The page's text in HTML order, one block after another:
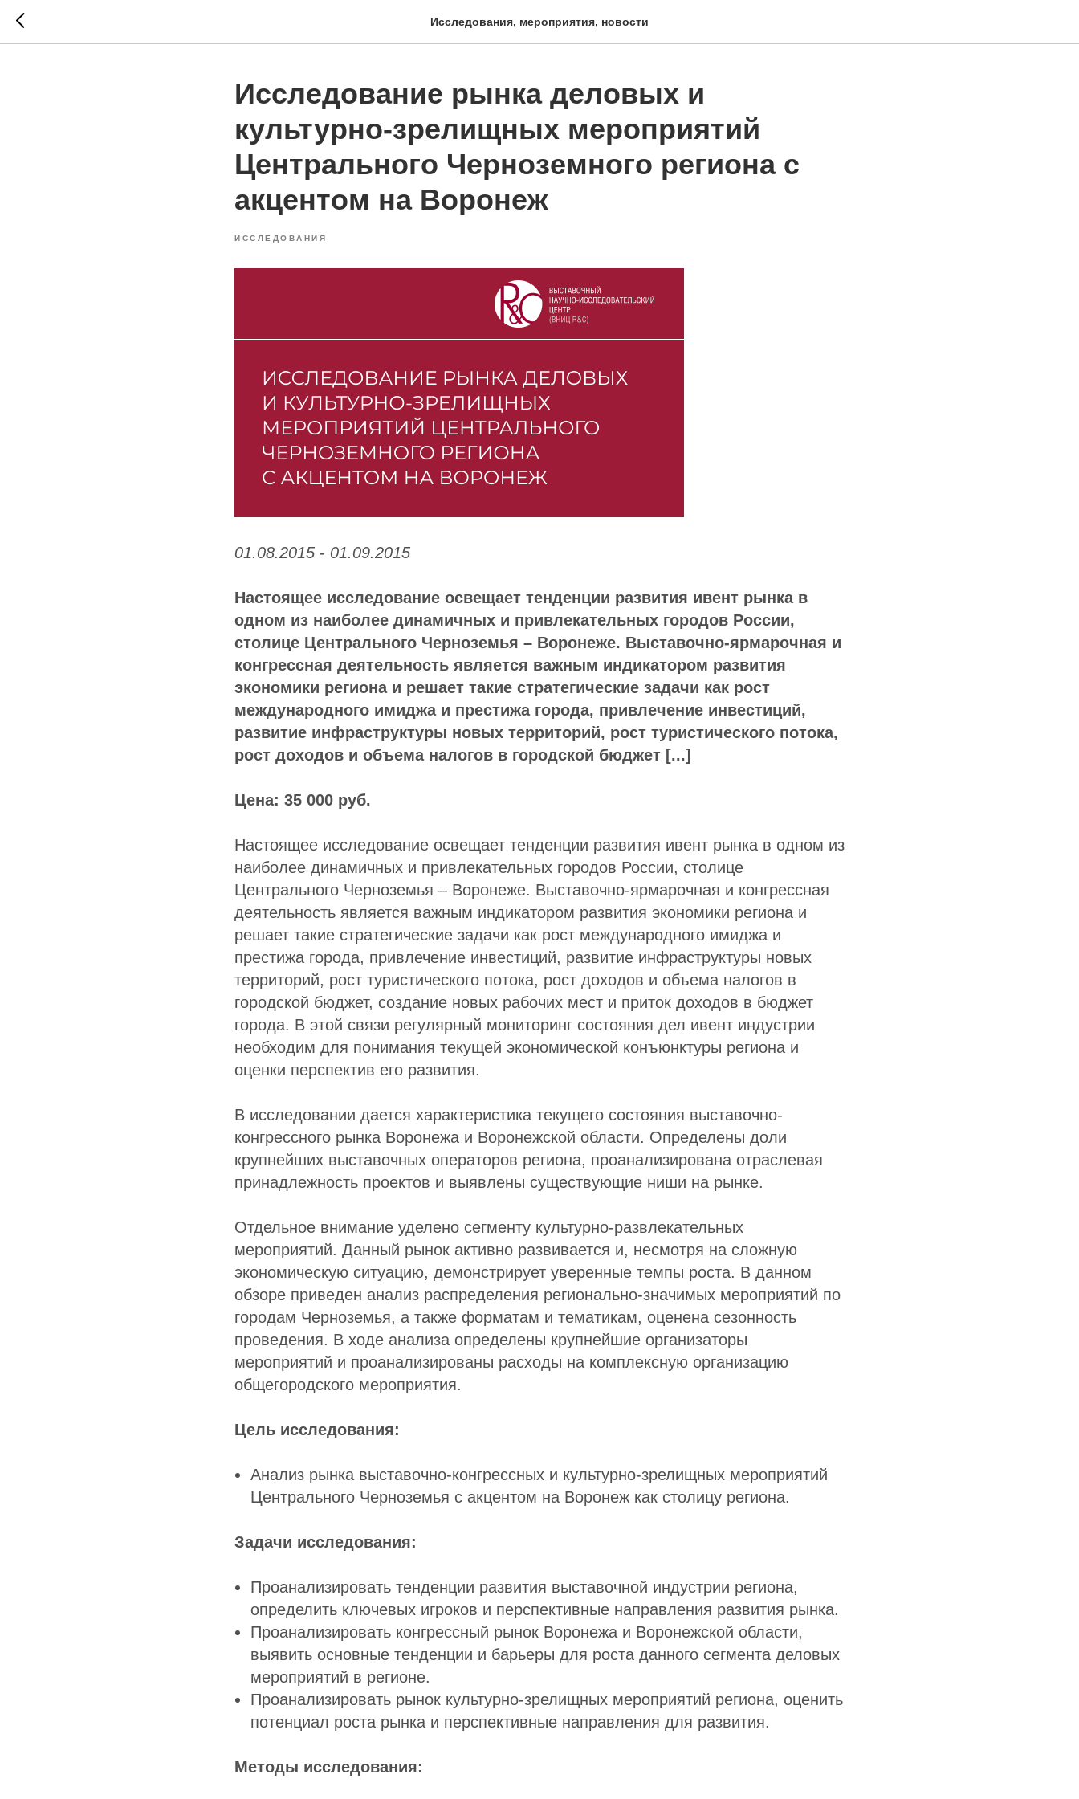
Исследования, мероприятия, новости
Исследование рынка деловых и
культурно-зрелищных мероприятий
Центрального Черноземного региона с
акцентом на Воронеж
ИССЛЕДОВАНИЯ
01.08.2015 - 01.09.2015
Настоящее исследование освещает тенденции развития ивент рынка в
одном из наиболее динамичных и привлекательных городов России,
столице Центрального Черноземья – Воронеже. Выставочно-ярмарочная и
конгрессная деятельность является важным индикатором развития
экономики региона и решает такие стратегические задачи как рост
международного имиджа и престижа города, привлечение инвестиций,
развитие инфраструктуры новых территорий, рост туристического потока,
рост доходов и объема налогов в городской бюджет [...]
Цена: 35 000 руб.
Настоящее исследование освещает тенденции развития ивент рынка в одном из
наиболее динамичных и привлекательных городов России, столице
Центрального Черноземья – Воронеже. Выставочно-ярмарочная и конгрессная
деятельность является важным индикатором развития экономики региона и
решает такие стратегические задачи как рост международного имиджа и
престижа города, привлечение инвестиций, развитие инфраструктуры новых
территорий, рост туристического потока, рост доходов и объема налогов в
городской бюджет, создание новых рабочих мест и приток доходов в бюджет
города. В этой связи регулярный мониторинг состояния дел ивент индустрии
необходим для понимания текущей экономической конъюнктуры региона и
оценки перспектив его развития.
В исследовании дается характеристика текущего состояния выставочно-
конгрессного рынка Воронежа и Воронежской области. Определены доли
крупнейших выставочных операторов региона, проанализирована отраслевая
принадлежность проектов и выявлены существующие ниши на рынке.
Отдельное внимание уделено сегменту культурно-развлекательных
мероприятий. Данный рынок активно развивается и, несмотря на сложную
экономическую ситуацию, демонстрирует уверенные темпы роста. В данном
обзоре приведен анализ распределения регионально-значимых мероприятий по
городам Черноземья, а также форматам и тематикам, оценена сезонность
проведения. В ходе анализа определены крупнейшие организаторы
мероприятий и проанализированы расходы на комплексную организацию
общегородского мероприятия.
Цель исследования:
Анализ рынка выставочно-конгрессных и культурно-зрелищных мероприятий
Центрального Черноземья с акцентом на Воронеж как столицу региона.
Задачи исследования:
Проанализировать тенденции развития выставочной индустрии региона,
определить ключевых игроков и перспективные направления развития рынка.
Проанализировать конгрессный рынок Воронежа и Воронежской области,
выявить основные тенденции и барьеры для роста данного сегмента деловых
мероприятий в регионе.
Проанализировать рынок культурно-зрелищных мероприятий региона, оценить
потенциал роста рынка и перспективные направления для развития.
Методы исследования: